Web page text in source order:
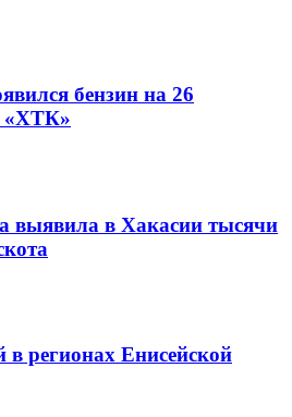
бензин на 26
«ХТК»
выявила в Хакасии тысячи
в регионах Енисейской